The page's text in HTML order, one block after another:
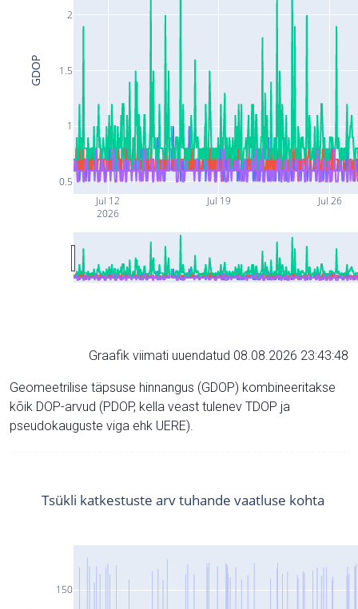
Jul 12
2026
Jul 19 Jul 26
0.5
1
1.5
2
GDOP
Graafik viimati uuendatud 08.08.2026 23:43:48
Geomeetrilise täpsuse hinnangus (GDOP) kombineeritakse
kõik DOP-arvud (PDOP, kella veast tulenev TDOP ja
pseudokauguste viga ehk UERE).
150
Tsükli katkestuste arv tuhande vaatluse kohta